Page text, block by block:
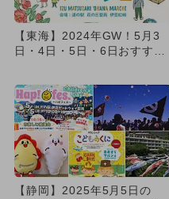
【東海】2024年GW！5月3
日・4日・5日・6日おすすめ
【静岡】2025年5月5日の